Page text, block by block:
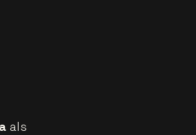
als